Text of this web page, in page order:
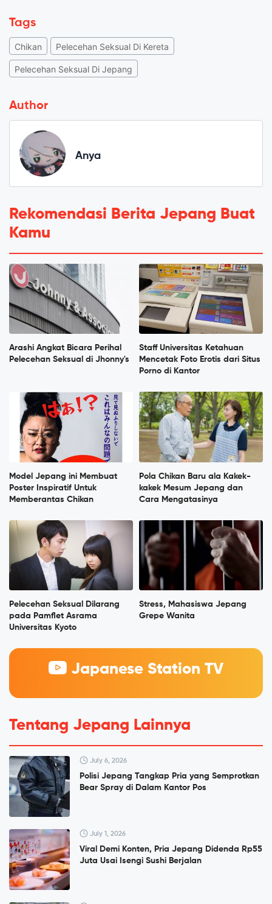
Tags
Chikan Pelecehan Seksual Di Kereta
Pelecehan Seksual Di Jepang
Author
Anya
Rekomendasi Berita Jepang Buat
Kamu
Arashi Angkat Bicara Perihal
Pelecehan Seksual di Jhonny's
Staff Universitas Ketahuan
Mencetak Foto Erotis dari Situs
Porno di Kantor
Model Jepang ini Membuat
Poster Inspiratif Untuk
Memberantas Chikan
Pola Chikan Baru ala Kakek-
kakek Mesum Jepang dan
Cara Mengatasinya
Pelecehan Seksual Dilarang
pada Pamflet Asrama
Universitas Kyoto
Stress, Mahasiswa Jepang
Grepe Wanita
Japanese Station TV
Tentang Jepang Lainnya
July 6, 2026
Polisi Jepang Tangkap Pria yang Semprotkan
Bear Spray di Dalam Kantor Pos
July 1, 2026
Viral Demi Konten, Pria Jepang Didenda Rp55
Juta Usai Isengi Sushi Berjalan